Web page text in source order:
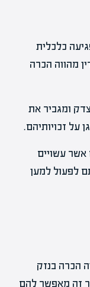
כלכלית
מהווה הכרה
ומגביר את
זכויותיהם.
עשויים
לפעול למען
הכרה בנזק
זה מאפשר להם